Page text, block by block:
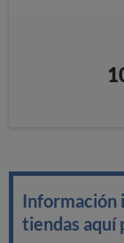
Información
tiendas aquí